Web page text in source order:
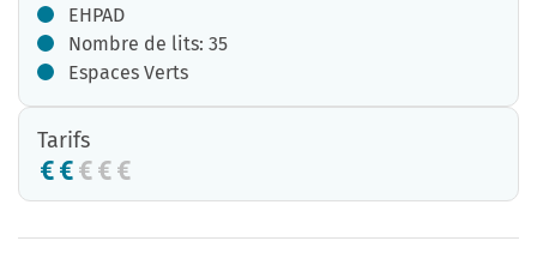
EHPAD
Nombre de lits: 35
Espaces Verts
Tarifs